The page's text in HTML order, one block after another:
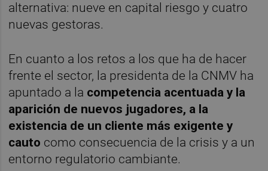
alternativa: nueve en capital riesgo y cuatro
nuevas gestoras.
En cuanto a los retos a los que ha de hacer
frente el sector, la presidenta de la CNMV ha
apuntado a la competencia acentuada y la
aparición de nuevos jugadores, a la
existencia de un cliente más exigente y
cauto como consecuencia de la crisis y a un
entorno regulatorio cambiante.